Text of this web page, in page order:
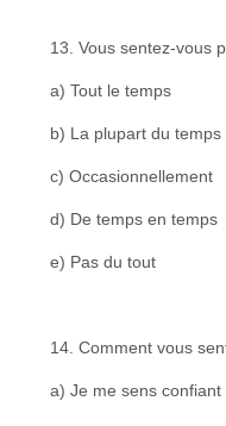
13. Vous sentez-vous
a) Tout le temps
b) La plupart du temps
c) Occasionnellement
d) De temps en temps
e) Pas du tout
14. Comment vous
a) Je me sens